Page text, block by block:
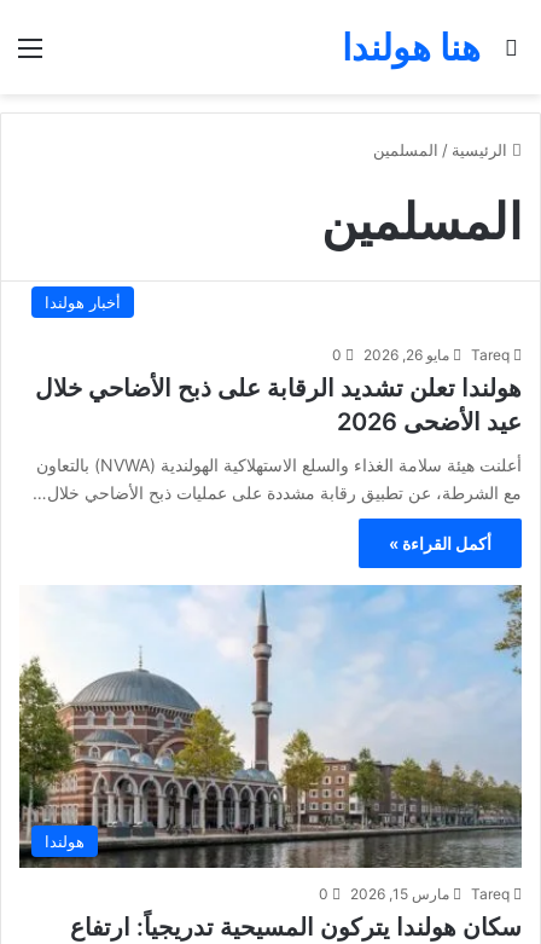
هنا هولندا
بحث عن
الرئيسية / المسلمين
المسلمين
أخبار هولندا
Tareq مايو 26, 2026 0
هولندا تعلن تشديد الرقابة على ذبح الأضاحي خلال
عيد الأضحى 2026
أعلنت هيئة سلامة الغذاء والسلع الاستهلاكية الهولندية (NVWA) بالتعاون
مع الشرطة، عن تطبيق رقابة مشددة على عمليات ذبح الأضاحي خلال…
أكمل القراءة »
هولندا
Tareq مارس 15, 2026 0
سكان هولندا يتركون المسيحية تدريجياً: ارتفاع